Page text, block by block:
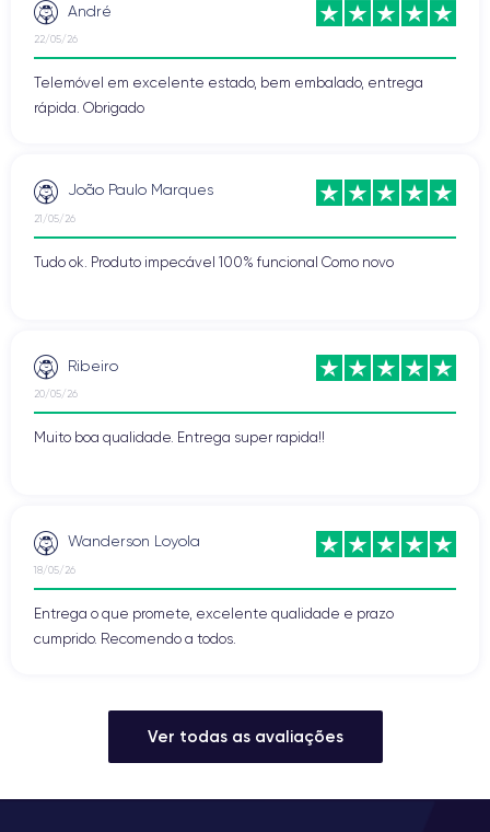
André
22/05/26
Telemóvel em excelente estado, bem embalado, entrega
rápida. Obrigado
João Paulo Marques
21/05/26
Tudo ok. Produto impecável 100% funcional Como novo
Ribeiro
20/05/26
Muito boa qualidade. Entrega super rapida!!
Wanderson Loyola
18/05/26
Entrega o que promete, excelente qualidade e prazo
cumprido. Recomendo a todos.
Ver todas as avaliações